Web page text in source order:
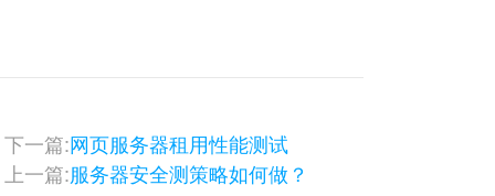
下一篇:网页服务器租用性能测试
上一篇:服务器安全测策略如何做？